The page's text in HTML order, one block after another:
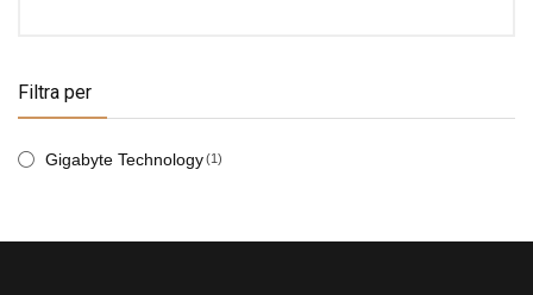
Filtra per
Gigabyte Technology(1)